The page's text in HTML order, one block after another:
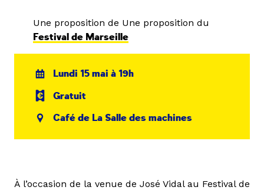
Une proposition de Une proposition du
Festival de Marseille
Lundi 15 mai à 19h
Gratuit
Café de La Salle des machines
À l’occasion de la venue de José Vidal au Festival de